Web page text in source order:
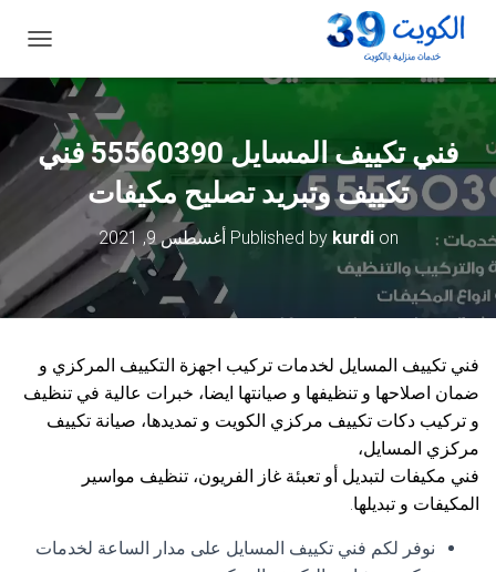
ب
د
ي
ا
فني تكييف المسايل 55560390 فني
تكييف وتبريد تصليح مكيفات
Published by kurdion أغسطس 9, 2021
فني تكييف المسايل لخدمات تركيب اجهزة التكييف المركزي و
ضمان اصلاحها و تنظيفها و صيانتها ايضا، خبرات عالية في تنظيف
و تركيب دكات تكييف مركزي الكويت و تمديدها، صيانة تكييف
مركزي المسايل،
فني مكيفات لتبديل أو تعبئة غاز الفريون، تنظيف مواسير
المكيفات و تبديلها.
نوفر لكم فني تكييف المسايل على مدار الساعة لخدمات